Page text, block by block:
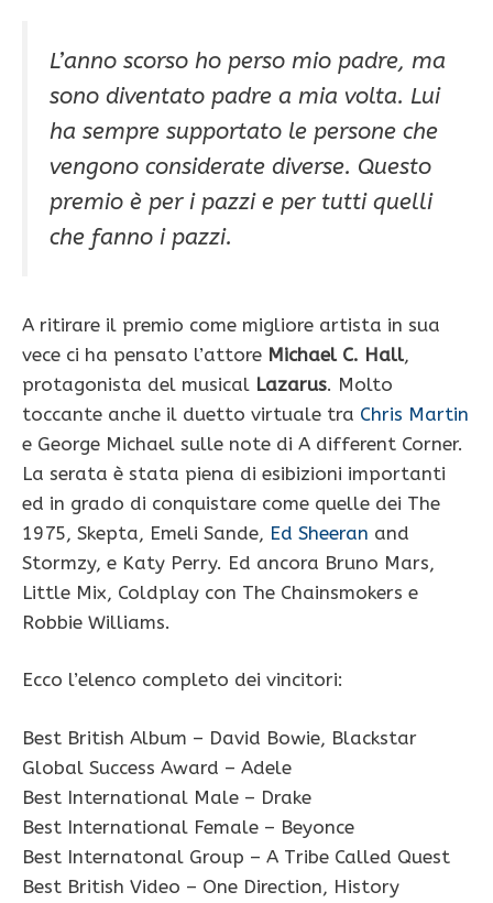
L’anno scorso ho perso mio padre, ma
sono diventato padre a mia volta. Lui
ha sempre supportato le persone che
vengono considerate diverse. Questo
premio è per i pazzi e per tutti quelli
che fanno i pazzi.
A ritirare il premio come migliore artista in sua
vece ci ha pensato l’attore Michael C. Hall,
protagonista del musical Lazarus. Molto
toccante anche il duetto virtuale tra Chris Martin
e George Michael sulle note di A different Corner.
La serata è stata piena di esibizioni importanti
ed in grado di conquistare come quelle dei The
1975, Skepta, Emeli Sande, Ed Sheeran and
Stormzy, e Katy Perry. Ed ancora Bruno Mars,
Little Mix, Coldplay con The Chainsmokers e
Robbie Williams.
Ecco l’elenco completo dei vincitori:
Best British Album – David Bowie, Blackstar
Global Success Award – Adele
Best International Male – Drake
Best International Female – Beyonce
Best Internatonal Group – A Tribe Called Quest
Best British Video – One Direction, History